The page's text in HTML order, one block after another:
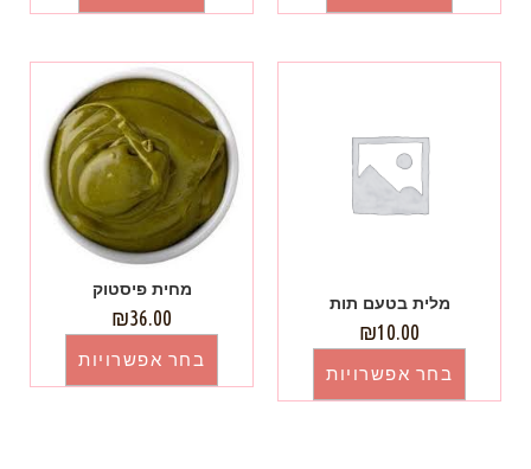
מלית בטעם תות
₪10.00
בחר אפשרויות
מחית פיסטוק
₪36.00
בחר אפשרויות